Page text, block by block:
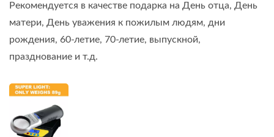
Рекомендуется в качестве подарка на День отца, День
матери, День уважения к пожилым людям, дни
рождения, 60-летие, 70-летие, выпускной,
празднование и т.д.